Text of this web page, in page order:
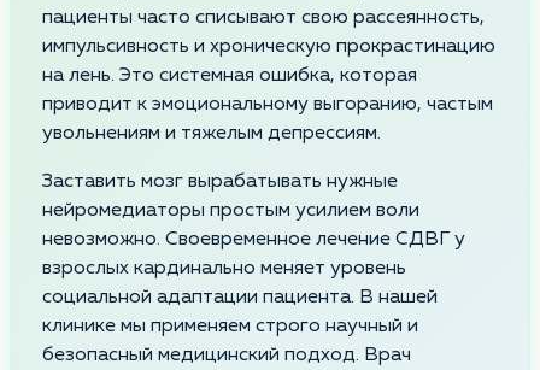
пациенты часто списывают свою рассеянность,
импульсивность и хроническую прокрастинацию
на лень. Это системная ошибка, которая
приводит к эмоциональному выгоранию, частым
увольнениям и тяжелым депрессиям.
Заставить мозг вырабатывать нужные
нейромедиаторы простым усилием воли
невозможно. Своевременное лечение СДВГ у
взрослых кардинально меняет уровень
социальной адаптации пациента. В нашей
клинике мы применяем строго научный и
безопасный медицинский подход. Врач